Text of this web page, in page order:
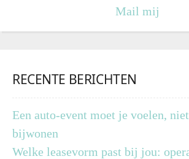
Mail mij
RECENTE BERICHTEN
Een auto-event moet je voelen,
bijwonen
Welke leasevorm past bij jou: